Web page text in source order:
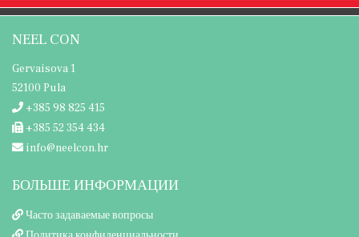
NEEL CON
Gervaisova 1
52100 Pula
+385 98 825 415
+385 52 354 434
info@neelcon.hr
БОЛЬШЕ ИНФОРМАЦИИ
Часто задаваемые вопросы